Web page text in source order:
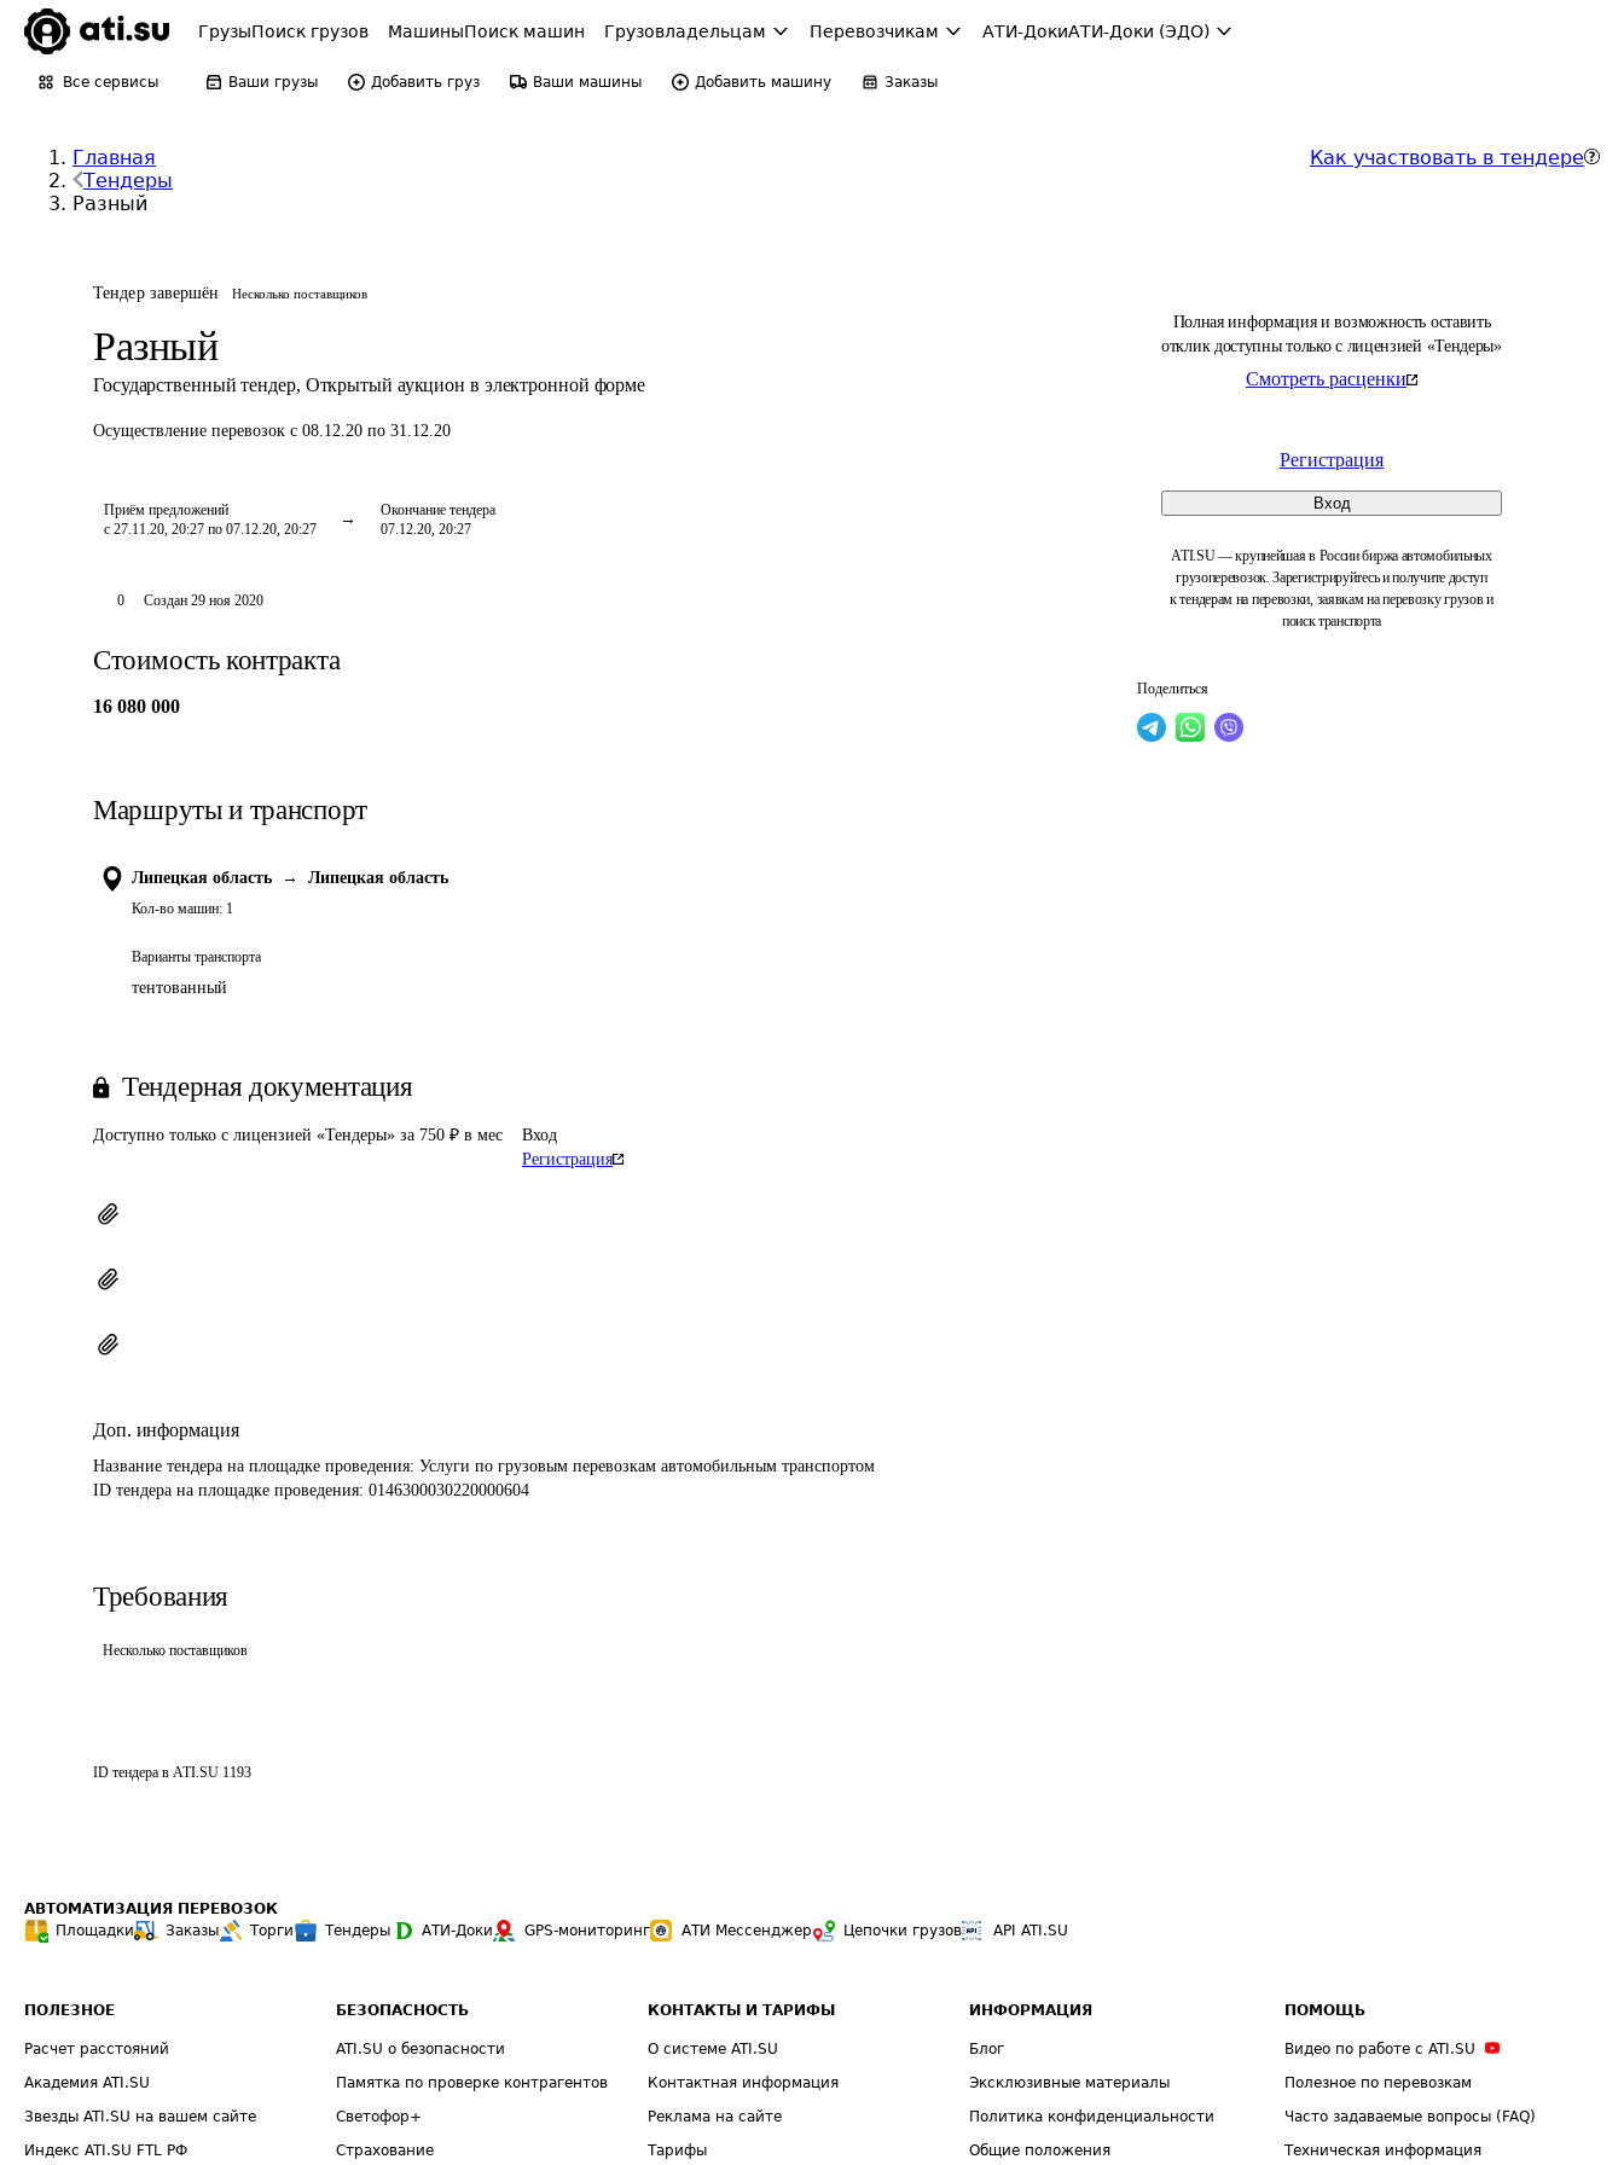
ГрузыПоиск грузов МашиныПоиск машин Грузовладельцам Перевозчикам АТИ-ДокиАТИ-Доки (ЭДО)
Все сервисы Ваши грузы Добавить груз Ваши машины Добавить машину Заказы
Главная
Тендеры
Разный
Как участвовать в тендере
Тендер завершён Несколько поставщиков
Разный
Государственный тендер, Открытый аукцион в электронной форме
Осуществление перевозок с 08.12.20 по 31.12.20
Приём предложений
с 27.11.20, 20:27 по 07.12.20, 20:27
Окончание тендера
07.12.20, 20:27
Полная информация и возможность оставить
отклик доступны только с лицензией «Тендеры»
Смотреть расценки
Регистрация
Вход
ATI.SU — крупнейшая в России биржа автомобильных
грузоперевозок. Зарегистрируйтесь и получите доступ
к тендерам на перевозки, заявкам на перевозку грузов и
поиск транспорта
Поделиться
0 Создан 29 ноя 2020
Стоимость контракта
16 080 000
Маршруты и транспорт
Липецкая область → Липецкая область
Кол-во машин: 1
Варианты транспорта
тентованный
Тендерная документация
Доступно только с лицензией «Тендеры» за 750 ₽ в мес
Вход
Регистрация
Доп. информация
Название тендера на площадке проведения: Услуги по грузовым перевозкам автомобильным транспортом
ID тендера на площадке проведения: 0146300030220000604
Требования
Несколько поставщиков
ID тендера в ATI.SU 1193
АВТОМАТИЗАЦИЯ ПЕРЕВОЗОК
Площадки
Заказы Торги Тендеры АТИ-Доки GPS-мониторинг АТИ Мессенджер Цепочки грузов API ATI.SU
ПОЛЕЗНОЕ
Расчет расстояний
Академия ATI.SU
Звезды ATI.SU на вашем сайте
Индекс ATI.SU FTL РФ
БЕЗОПАСНОСТЬ
ATI.SU о безопасности
Памятка по проверке контрагентов
Светофор+
Страхование
КОНТАКТЫ И ТАРИФЫ
О системе ATI.SU
Контактная информация
Реклама на сайте
Тарифы
ИНФОРМАЦИЯ
Блог
Эксклюзивные материалы
Политика конфиденциальности
Общие положения
ПОМОЩЬ
Видео по работе с ATI.SU
Полезное по перевозкам
Часто задаваемые вопросы (FAQ)
Техническая информация